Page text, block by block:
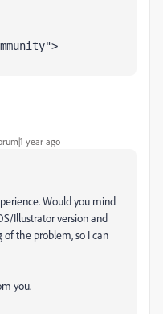
year ago
Would you mind
Illustrator version and
of the problem, so I can
you.